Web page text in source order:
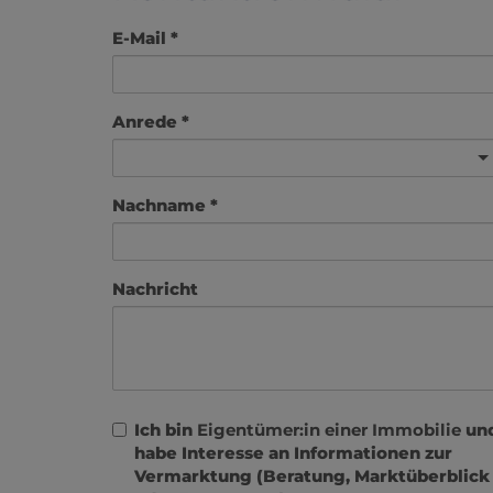
E-Mail
Anrede
Nachname
Nachricht
Ich bin Eigentümer:in einer Immobilie
habe Interesse an Informationen zur
Vermarktung (Beratung, Marktüberblick